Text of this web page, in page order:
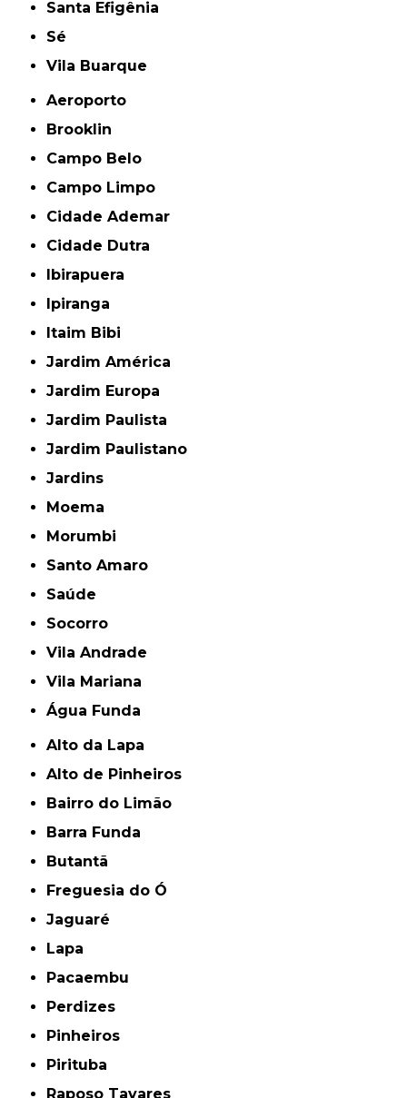
Santa Efigênia
Sé
Vila Buarque
Aeroporto
Brooklin
Campo Belo
Campo Limpo
Cidade Ademar
Cidade Dutra
Ibirapuera
Ipiranga
Itaim Bibi
Jardim América
Jardim Europa
Jardim Paulista
Jardim Paulistano
Jardins
Moema
Morumbi
Santo Amaro
Saúde
Socorro
Vila Andrade
Vila Mariana
Água Funda
Alto da Lapa
Alto de Pinheiros
Bairro do Limão
Barra Funda
Butantã
Freguesia do Ó
Jaguaré
Lapa
Pacaembu
Perdizes
Pinheiros
Pirituba
Raposo Tavares